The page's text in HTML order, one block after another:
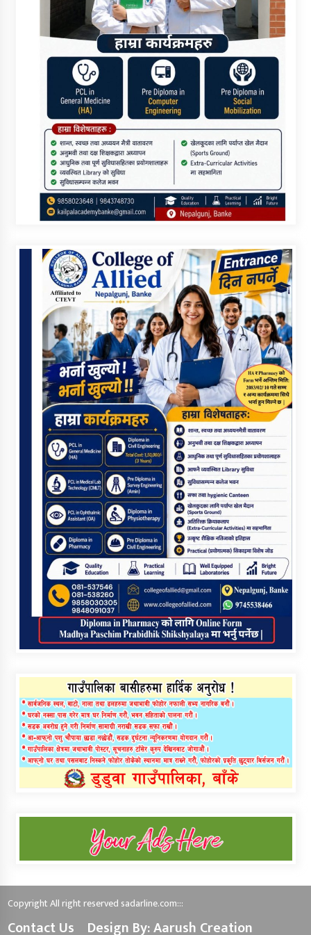
Copyright All right reserved sadarline.com:::
Contact Us Design By: Aarush Creation